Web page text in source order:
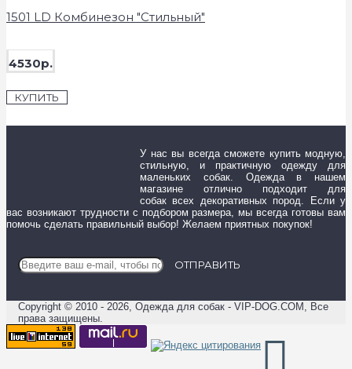
1501 LD Комбинезон "Стильный"
4530р.
КУПИТЬ
У нас вы всегда сможете купить модную,
стильную, и практичную одежду для
маленьких собак. Одежда в нашем
магазине отлично подходит для
собак всех декоративных пород. Если у
вас возникают трудности с подбором размера, мы всегда готовы вам
помочь сделать правильный выбор! Желаем приятных покупок!
ОТПРАВИТЬ
Copyright © 2010 - 2026, Одежда для собак - VIP-DOG.COM, Все
права защищены.